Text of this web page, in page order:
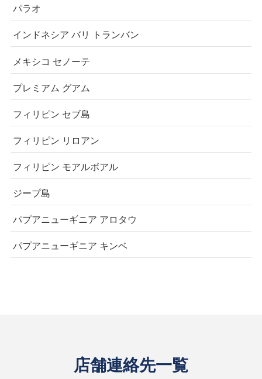
パラオ
インドネシア バリ トランバン
メキシコ セノーテ
プレミアム グアム
フィリピン セブ島
フィリピン リロアン
フィリピン モアルボアル
ジープ島
パプアニューギニア アロタウ
パプアニューギニア キンベ
店舗連絡先一覧